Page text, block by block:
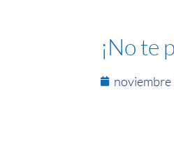
¡No te
noviembre